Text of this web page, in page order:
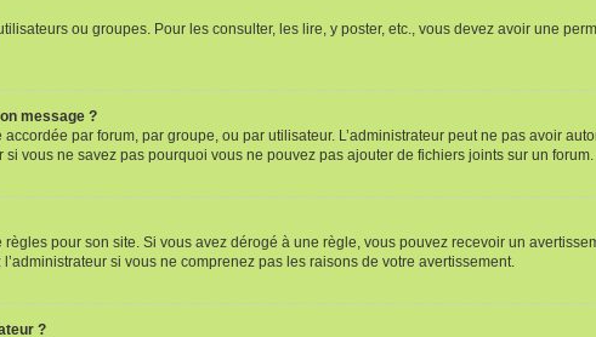
ou groupes. Pour les consulter, les lire, y poster, etc., vous devez avoir une
message ?
par forum, par groupe, ou par utilisateur. L’administrateur peut ne pas avoir
vous ne savez pas pourquoi vous ne pouvez pas ajouter de fichiers joints sur un forum.
pour son site. Si vous avez dérogé à une règle, vous pouvez recevoir un
si vous ne comprenez pas les raisons de votre avertissement.
?